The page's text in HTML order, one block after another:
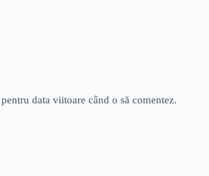
data viitoare când o să comentez.